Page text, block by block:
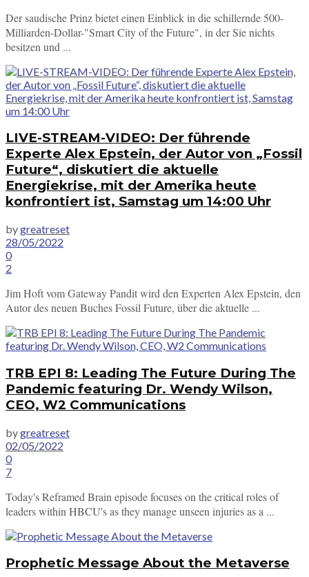
Der saudische Prinz bietet einen Einblick in die schillernde 500-
Milliarden-Dollar-"Smart City of the Future", in der Sie nichts
besitzen und ...
LIVE-STREAM-VIDEO: Der führende
Experte Alex Epstein, der Autor von „Fossil
Future“, diskutiert die aktuelle
Energiekrise, mit der Amerika heute
konfrontiert ist, Samstag um 14:00 Uhr
bygreatreset
28/05/2022
0
2
Jim Hoft vom Gateway Pandit wird den Experten Alex Epstein, den
Autor des neuen Buches Fossil Future, über die aktuelle ...
TRB EPI 8: Leading The Future During The
Pandemic featuring Dr. Wendy Wilson,
CEO, W2 Communications
bygreatreset
02/05/2022
0
7
Today's Reframed Brain episode focuses on the critical roles of
leaders within HBCU's as they manage unseen injuries as a ...
Prophetic Message About the Metaverse